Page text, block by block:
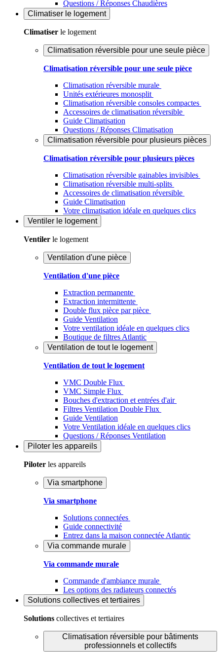
Questions / Réponses Chaudières
Climatiser le logement
Climatiser le logement
Climatisation réversible pour une seule pièce
Climatisation réversible pour une seule pièce
Climatisation réversible murale
Unités extérieures monosplit
Climatisation réversible consoles compactes
Accessoires de climatisation réversible
Guide Climatisation
Questions / Réponses Climatisation
Climatisation réversible pour plusieurs pièces
Climatisation réversible pour plusieurs pièces
Climatisation réversible gainables invisibles
Climatisation réversible multi-splits
Accessoires de climatisation réversible
Guide Climatisation
Votre climatisation idéale en quelques clics
Ventiler le logement
Ventiler le logement
Ventilation d'une pièce
Ventilation d'une pièce
Extraction permanente
Extraction intermittente
Double flux pièce par pièce
Guide Ventilation
Votre ventilation idéale en quelques clics
Boutique de filtres Atlantic
Ventilation de tout le logement
Ventilation de tout le logement
VMC Double Flux
VMC Simple Flux
Bouches d'extraction et entrées d'air
Filtres Ventilation Double Flux
Guide Ventilation
Votre Ventilation idéale en quelques clics
Questions / Réponses Ventilation
Piloter les appareils
Piloter les appareils
Via smartphone
Via smartphone
Solutions connectées
Guide connectivité
Entrez dans la maison connectée Atlantic
Via commande murale
Via commande murale
Commande d'ambiance murale
Les options des radiateurs connectés
Solutions collectives et tertiaires
Solutions collectives et tertiaires
Climatisation réversible pour bâtiments
professionnels et collectifs